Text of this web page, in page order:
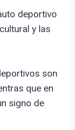
deportivo
y las
son
que en
signo de